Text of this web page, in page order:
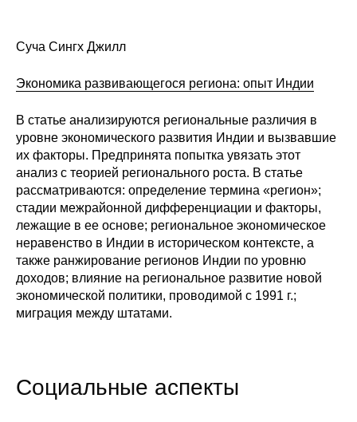
Образование и карьера
Кафедра МФТИ
Кафедра МАДИ
Аспирантура
Об аспирантуре
Поступление
Обучение
Нормативные документы
О совете
Суча Сингх Джилл
Экономика развивающегося региона: опыт Индии
В статье анализируются региональные различия в
уровне экономического развития Индии и вызвавшие
их факторы. Предпринята попытка увязать этот
анализ с теорией регионального роста. В статье
рассматриваются: определение термина «регион»;
стадии межрайонной дифференциации и факторы,
лежащие в ее основе; региональное экономическое
неравенство в Индии в историческом контексте, а
также ранжирование регионов Индии по уровню
доходов; влияние на региональное развитие новой
экономической политики, проводимой с 1991 г.;
миграция между штатами.
Социальные аспекты